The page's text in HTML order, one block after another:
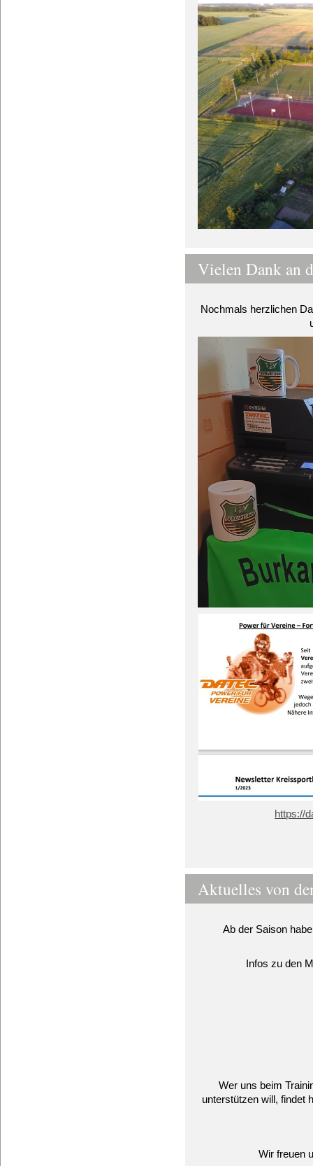
Vielen Dank an
Nochmals herzlichen
https://
Aktuelles von
Ab der Saison
Infos zu den
Wer uns beim
unterstützen will, findet
Wir freuen